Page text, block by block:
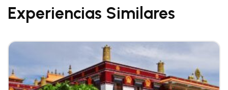
Experiencias Similares